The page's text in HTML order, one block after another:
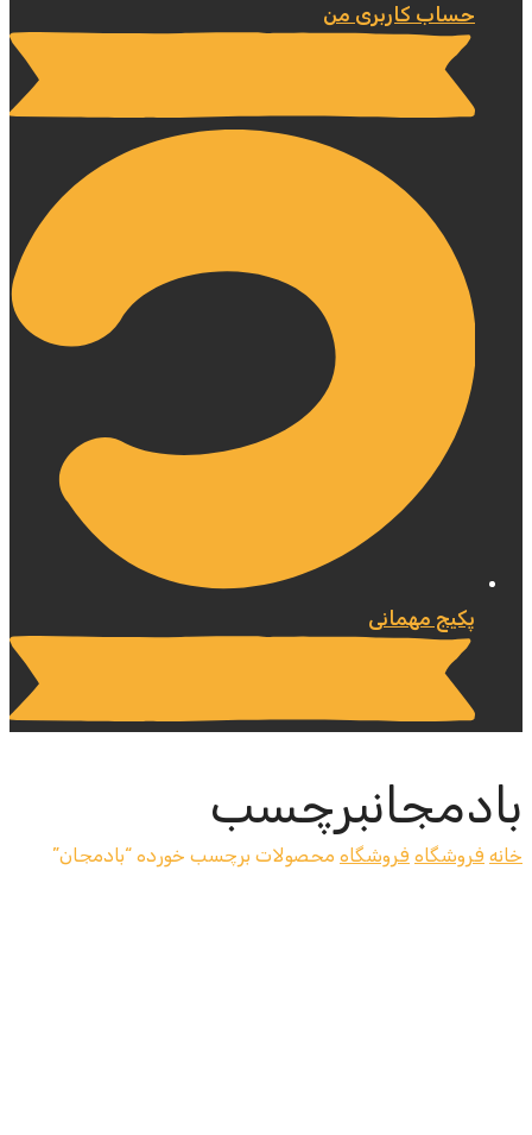
حساب کاربری من
پکیج مهمانی
بادمجانبرچسب
خانه فروشگاه فروشگاه محصولات برچسب خورده “بادمجان”